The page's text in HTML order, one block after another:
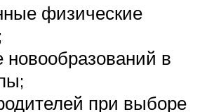
физические
новообразований в
при выборе